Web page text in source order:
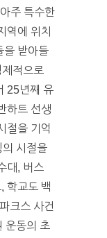
주 특수한
역에 위치
을 받아들
적으로
25년째 유
하트 선생
절을 기억
의 시절을
대, 버스
학교도 백
크스 사건
운동의 초